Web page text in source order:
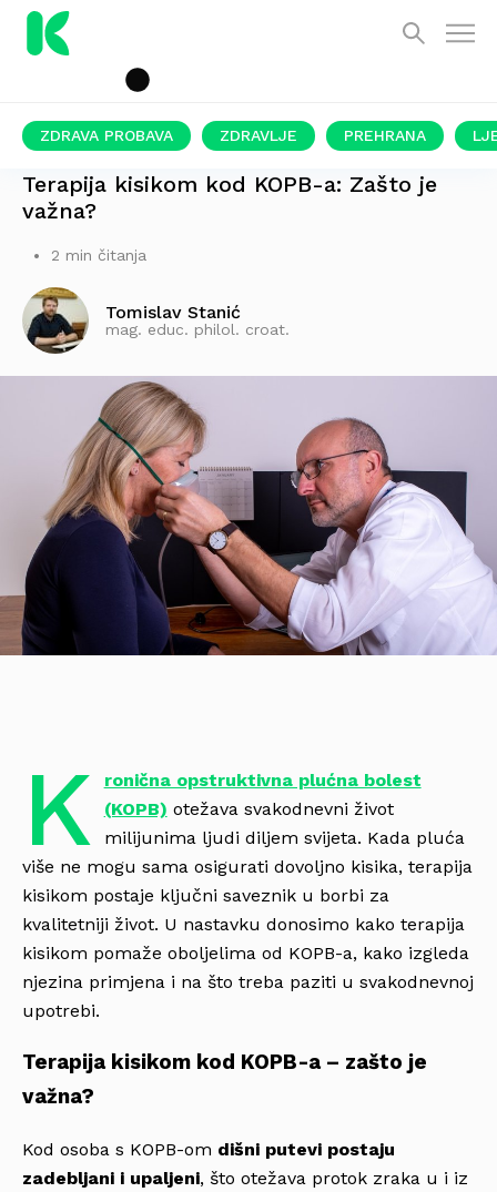
ZDRAVA PROBAVA ZDRAVLJE PREHRANA
Terapija kisikom kod KOPB-a: Zašto je
važna?
2 min čitanja
Tomislav Stanić
mag. educ. philol. croat.
K
ronična opstruktivna plućna bolest
(KOPB) otežava svakodnevni život
milijunima ljudi diljem svijeta. Kada pluća
više ne mogu sama osigurati dovoljno kisika, terapija
kisikom postaje ključni saveznik u borbi za
kvalitetniji život. U nastavku donosimo kako terapija
kisikom pomaže oboljelima od KOPB-a, kako izgleda
njezina primjena i na što treba paziti u svakodnevnoj
upotrebi.
Terapija kisikom kod KOPB-a – zašto je
važna?
Kod osoba s KOPB-om dišni putevi postaju
zadebljani i upaljeni, što otežava protok zraka u i iz